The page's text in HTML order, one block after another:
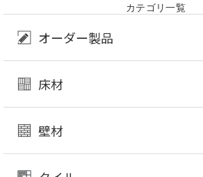
カテゴリ一覧
オーダー製品
床材
壁材